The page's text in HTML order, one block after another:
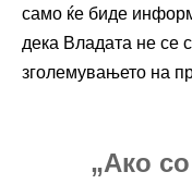
само ќе биде
дека Владата не се
зголемувањето на
„Ако